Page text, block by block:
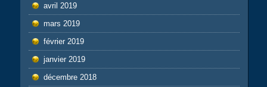
avril 2019
mars 2019
février 2019
janvier 2019
décembre 2018